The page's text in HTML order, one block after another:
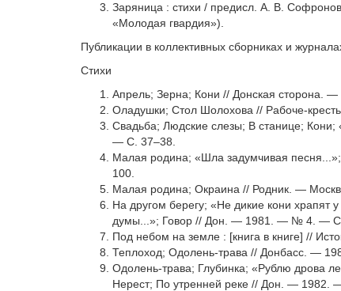
Заряница : стихи / предисл. А. В.
«Молодая гвардия»).
Публикации в коллективных сборниках и
Стихи
Апрель; Зерна; Кони // Донская сторона.
Оладушки; Стол Шолохова // Рабоче-
Свадьба; Людские слезы; В станице;
— С. 37–38.
Малая родина; «Шла задумчивая
100.
Малая родина; Окраина // Родник. —
На другом берегу; «Не дикие кони храпят
думы...»; Говор // Дон. — 1981. — № 4. — С.
Под небом на земле : [книга в книге] //
Теплоход; Одолень-трава // Донбасс. —
Одолень-трава; Глубинка; «Рублю дрова
Нерест; По утренней реке // Дон. —